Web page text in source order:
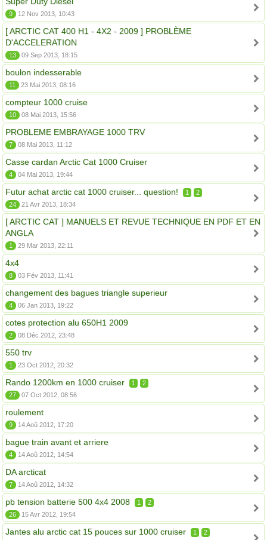
9 12 Nov 2013, 10:43
[ ARCTIC CAT 400 H1 - 4X2 - 2009 ] PROBLÈME
D'ACCELERATION
13 09 Sep 2013, 18:15
boulon indesserable
11 23 Mai 2013, 08:16
compteur 1000 cruise
10 08 Mai 2013, 15:56
PROBLEME EMBRAYAGE 1000 TRV
7 08 Mai 2013, 11:12
Casse cardan Arctic Cat 1000 Cruiser
4 04 Mai 2013, 19:44
Futur achat arctic cat 1000 cruiser... question! 1
2
24
21 Avr 2013, 18:34
[ ARCTIC CAT ] MANUELS ET REVUE TECHNIQUE EN PDF ET EN
ANGLA
1 29 Mar 2013, 22:11
4x4
8 03 Fév 2013, 11:41
changement des bagues triangle superieur
4 06 Jan 2013, 19:22
cotes protection alu 650H1 2009
2 08 Déc 2012, 23:48
550 trv
1 23 Oct 2012, 20:32
Rando 1200km en 1000 cruiser 1
2
27
07 Oct 2012, 08:56
roulement
9 14 Aoû 2012, 17:20
bague train avant et arriere
4 14 Aoû 2012, 14:54
DA arcticat
7 14 Aoû 2012, 14:32
pb tension batterie 500 4x4 2008 1
2
26
15 Avr 2012, 19:54
Jantes alu arctic cat 15 pouces sur 1000 cruiser 1
2